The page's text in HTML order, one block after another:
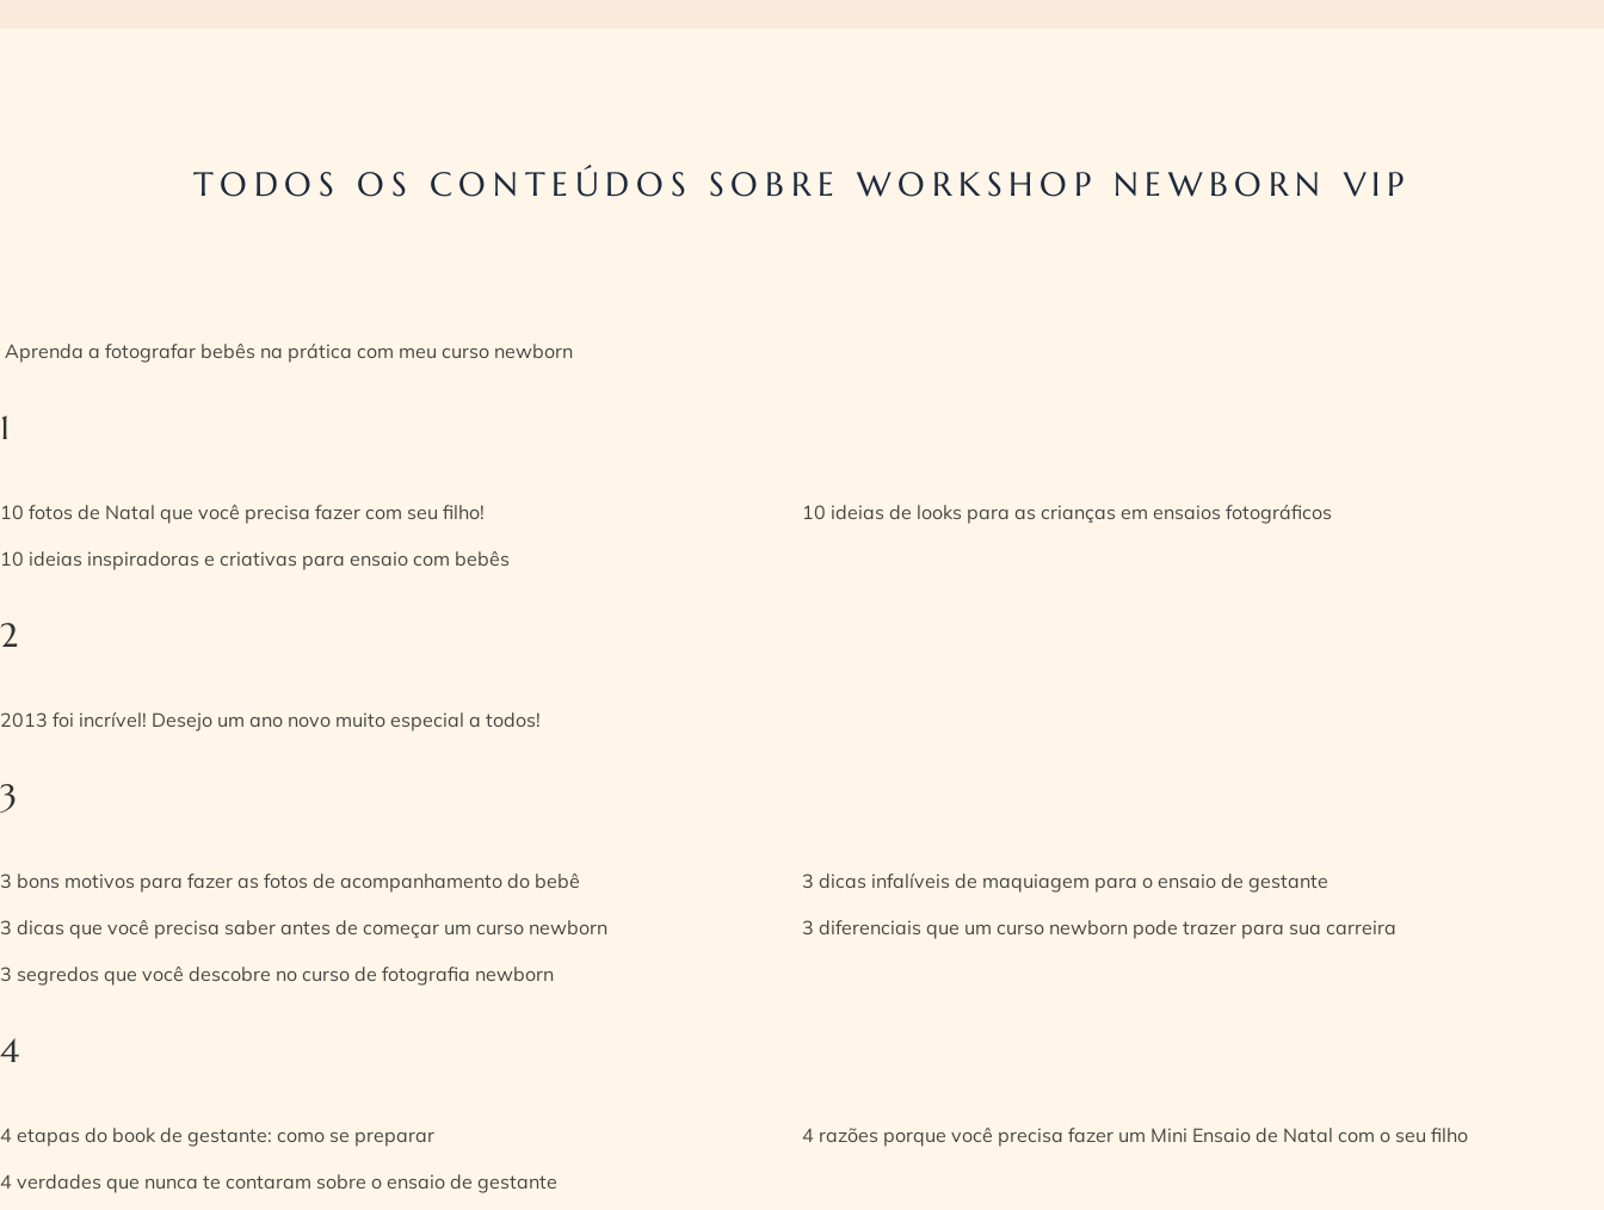
TODOS OS CONTEÚDOS SOBRE WORKSHOP NEWBORN VIP
Aprenda a fotografar bebês na prática com meu curso newborn
1
10 fotos de Natal que você precisa fazer com seu filho!
10 ideias de looks para as crianças em ensaios fotográficos
10 ideias inspiradoras e criativas para ensaio com bebês
2
2013 foi incrível! Desejo um ano novo muito especial a todos!
3
3 bons motivos para fazer as fotos de acompanhamento do bebê
3 dicas infalíveis de maquiagem para o ensaio de gestante
3 dicas que você precisa saber antes de começar um curso newborn
3 diferenciais que um curso newborn pode trazer para sua carreira
3 segredos que você descobre no curso de fotografia newborn
4
4 etapas do book de gestante: como se preparar
4 razões porque você precisa fazer um Mini Ensaio de Natal com o seu filho
4 verdades que nunca te contaram sobre o ensaio de gestante